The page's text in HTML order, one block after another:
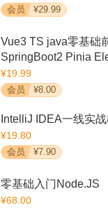
会员 ¥29.99
Vue3 TS java零基础
SpringBoot2 Pinia
¥19.99
会员 ¥8.00
IntelliJ IDEA一线实
¥19.80
会员 ¥7.90
零基础入门Node.JS
¥68.00